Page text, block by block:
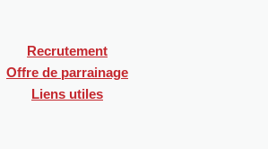
Recrutement
Offre de parrainage
Liens utiles